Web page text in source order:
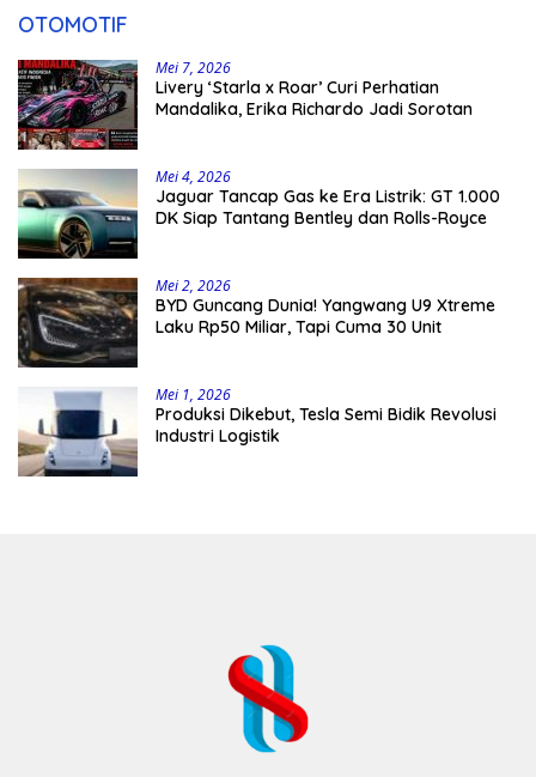
OTOMOTIF
Mei 7, 2026
Livery ‘Starla x Roar’ Curi Perhatian
Mandalika, Erika Richardo Jadi Sorotan
Mei 4, 2026
Jaguar Tancap Gas ke Era Listrik: GT 1.000
DK Siap Tantang Bentley dan Rolls-Royce
Mei 2, 2026
BYD Guncang Dunia! Yangwang U9 Xtreme
Laku Rp50 Miliar, Tapi Cuma 30 Unit
Mei 1, 2026
Produksi Dikebut, Tesla Semi Bidik Revolusi
Industri Logistik